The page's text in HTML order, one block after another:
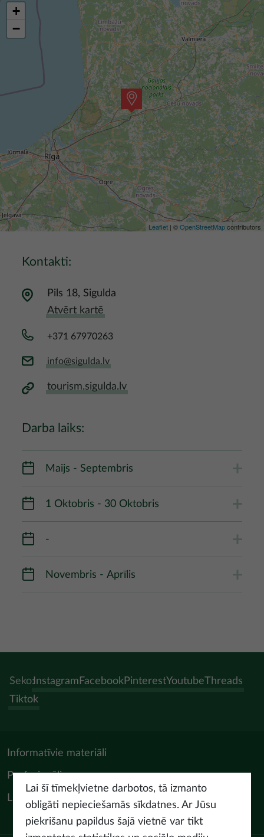
+
−
Leaflet | ©OpenStreetMapcontributors
Kontakti:
Pils 18, Sigulda
Atvērt kartē
+371 67970263
info@sigulda.lv
tourism.sigulda.lv
Darba laiks:
Maijs - Septembris
1 Oktobris - 30 Oktobris
-
Novembris - Aprīlis
Seko:Instagram FacebookPinterestYoutubeThreads
Tiktok
Informatīvie materiāli
Profesionāļiem
LIAA Tūrisma departaments
Lai šī tīmekļvietne darbotos, tā izmanto
obligāti nepieciešamās sīkdatnes. Ar Jūsu
piekrišanu papildus šajā vietnē var tikt